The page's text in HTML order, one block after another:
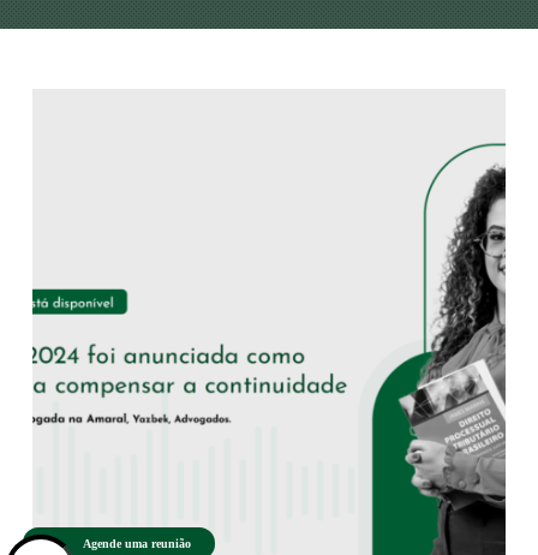
Agende uma reunião